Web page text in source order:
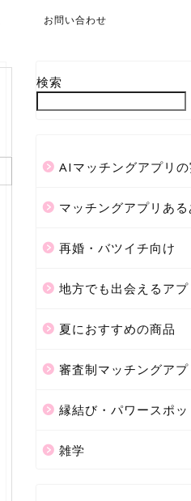
お問い合わせ
検索
AIマッチングアプリの
マッチングアプリある
再婚・バツイチ向け
地方でも出会えるア
夏におすすめの商品
審査制マッチングア
縁結び・パワースポッ
雑学